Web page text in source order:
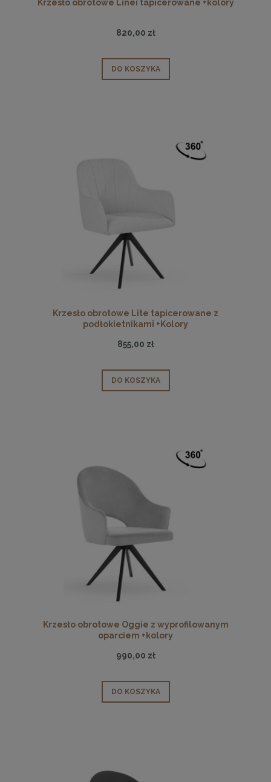
Krzesło obrotowe Linei tapicerowane +kolory
820,00 zł
DO KOSZYKA
Krzesło obrotowe Lite tapicerowane z
podłokietnikami +Kolory
855,00 zł
DO KOSZYKA
Krzesło obrotowe Oggie z wyprofilowanym
oparciem +kolory
990,00 zł
DO KOSZYKA